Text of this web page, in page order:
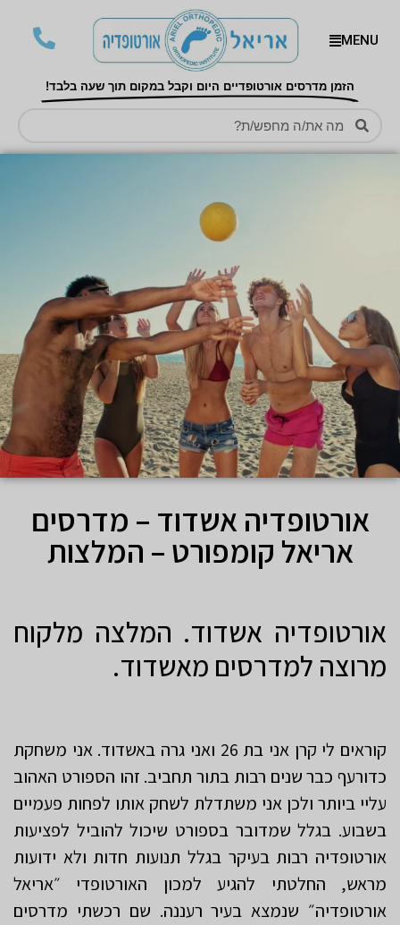
MENU
הזמן מדרסים אורטופדיים היום וקבל במקום תוך שעה בלבד!
אורטופדיה אשדוד – מדרסים
אריאל קומפורט – המלצות
אורטופדיה אשדוד. המלצה מלקוח
מרוצה למדרסים מאשדוד.
קוראים לי קרן אני בת 26 ואני גרה באשדוד. אני משחקת
כדורעף כבר שנים רבות בתור תחביב. זהו הספורט האהוב
עליי ביותר ולכן אני משתדלת לשחק אותו לפחות פעמיים
בשבוע. בגלל שמדובר בספורט שיכול להוביל לפציעות
אורטופדיה רבות בעיקר בגלל תנועות חדות ולא ידועות
מראש, החלטתי להגיע למכון האורטופדי ״אריאל
אורטופדיה״ שנמצא בעיר רעננה. שם רכשתי מדרסים